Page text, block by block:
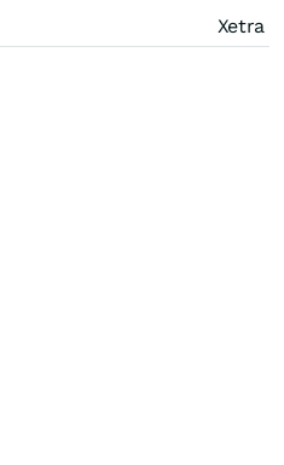
Xetra